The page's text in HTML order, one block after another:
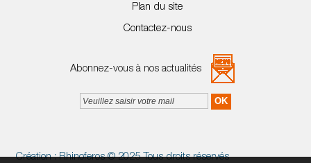
Plan du site
Contactez-nous
Abonnez-vous à nos actualités
Création :Rhinoferos© 2025 Tous droits réservés